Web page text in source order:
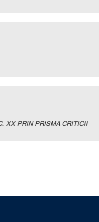
XX PRIN PRISMA CRITICII